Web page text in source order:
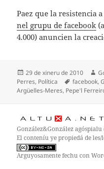
Paez que la resistencia
nel grupu de facebook
4.000) anuncien la
Espublizáu
en
29 de xineru de 2010
Perres, Política Etiquetes
facebook,
Argüelles-Meres, Pepe'l
González&González
El conteníu ye propiedá de
Arguyosamente fechu con